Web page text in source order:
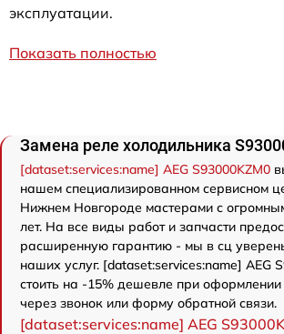
эксплуатации.
Показать полностью
Замена реле холодильника
[dataset:services:name] AEG S93000KZM0
нашем специализированном сервисном
Нижнем Новгороде мастерами с
лет. На все виды работ и запчасти
расширенную гарантию - мы в сц
наших услуг. [dataset:services:name] AEG
стоить на -15% дешевле при оформлении
через звонок или форму обратной связи.
[dataset:services:name] AEG